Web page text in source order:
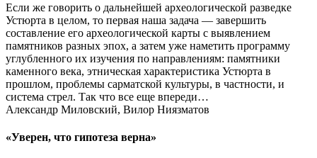
Если же говорить о дальнейшей археологической разведке
Устюрта в целом, то первая наша задача — завершить
составление его археологической карты с выявлением
памятников разных эпох, а затем уже наметить программу
углубленного их изучения по направлениям: памятники
каменного века, этническая характеристика Устюрта в
прошлом, проблемы сарматской культуры, в частности, и
система стрел. Так что все еще впереди…
Александр Миловский, Вилор Ниязматов
«Уверен, что гипотеза верна»